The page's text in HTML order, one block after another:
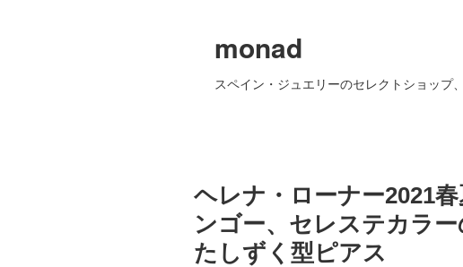
monad
スペイン・ジュエリーのセレクトショップ
ヘレナ・ローナー2021
ンゴー、セレステカラ
たしずく型ピアス